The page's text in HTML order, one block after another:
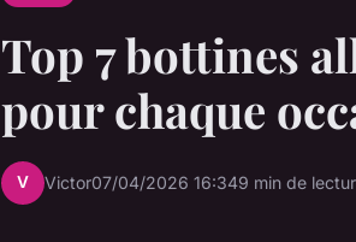
Top 7 bottines
pour chaque
V Victor07/04/2026 16:349 min de